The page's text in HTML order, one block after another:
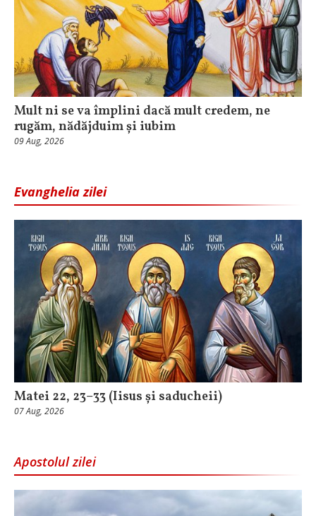
Mult ni se va împlini dacă mult credem, ne
rugăm, nădăjduim și iubim
09 Aug, 2026
Evanghelia zilei
Matei 22, 23–33 (Iisus și saducheii)
07 Aug, 2026
Apostolul zilei